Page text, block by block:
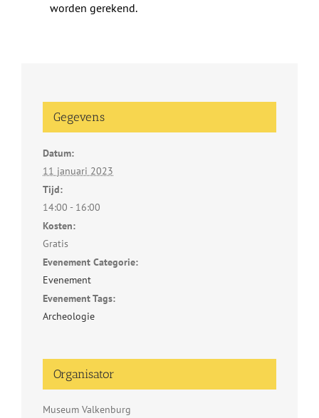
worden gerekend.
Gegevens
Datum:
11 januari 2023
Tijd:
14:00 - 16:00
Kosten:
Gratis
Evenement Categorie:
Evenement
Evenement Tags:
Archeologie
Organisator
Museum Valkenburg